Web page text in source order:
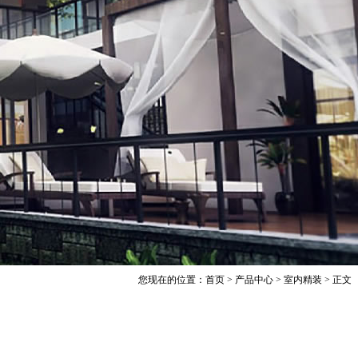
您现在的位置： 首页 > 产品中心 > 室内精装 > 正文